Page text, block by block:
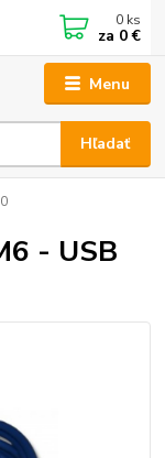
Menu
Hľadať
0 ks
za 0 €
- USB